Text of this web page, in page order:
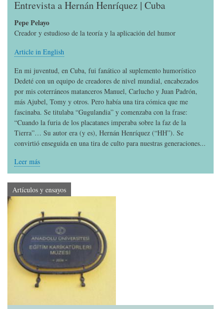
Entrevista a Hernán Henríquez | Cuba
Pepe Pelayo
Creador y estudioso de la teoría y la aplicación del humor
Article in English
En mi juventud, en Cuba, fui fanático al suplemento humorístico
Dedeté con un equipo de creadores de nivel mundial, encabezados
por mis coterráneos matanceros Manuel, Carlucho y Juan Padrón,
más Ajubel, Tomy y otros. Pero había una tira cómica que me
fascinaba. Se titulaba “Gugulandia” y comenzaba con la frase:
“Cuando la furia de los placatanes imperaba sobre la faz de la
Tierra”… Su autor era (y es), Hernán Henríquez (“HH”). Se
convirtió enseguida en una tira de culto para nuestras generaciones...
Leer más
Artículos y ensayos